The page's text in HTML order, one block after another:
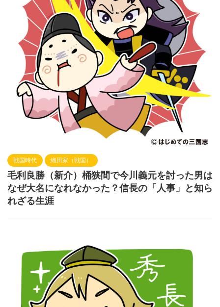
戦国時代 織田家（戦国）
毛利良勝（新介）桶狭間で今川義元を討った男は
なぜ大名になれなかった？信長の「人事」と知ら
れざる生涯